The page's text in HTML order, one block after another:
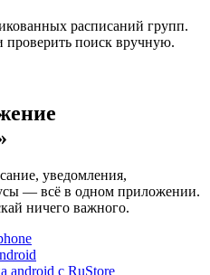
расписаний групп.
поиск вручную.
уведомления,
— всё в одном приложении.
ничего важного.